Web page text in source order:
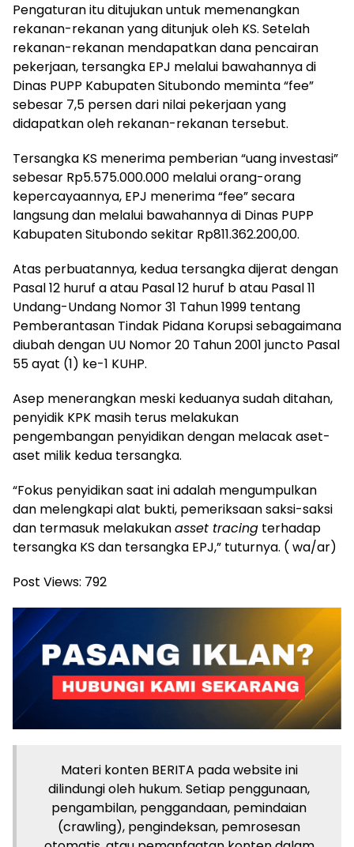
Pengaturan itu ditujukan untuk memenangkan
rekanan-rekanan yang ditunjuk oleh KS. Setelah
rekanan-rekanan mendapatkan dana pencairan
pekerjaan, tersangka EPJ melalui bawahannya di
Dinas PUPP Kabupaten Situbondo meminta “fee”
sebesar 7,5 persen dari nilai pekerjaan yang
didapatkan oleh rekanan-rekanan tersebut.
Tersangka KS menerima pemberian “uang investasi”
sebesar Rp5.575.000.000 melalui orang-orang
kepercayaannya, EPJ menerima “fee” secara
langsung dan melalui bawahannya di Dinas PUPP
Kabupaten Situbondo sekitar Rp811.362.200,00.
Atas perbuatannya, kedua tersangka dijerat dengan
Pasal 12 huruf a atau Pasal 12 huruf b atau Pasal 11
Undang-Undang Nomor 31 Tahun 1999 tentang
Pemberantasan Tindak Pidana Korupsi sebagaimana
diubah dengan UU Nomor 20 Tahun 2001 juncto Pasal
55 ayat (1) ke-1 KUHP.
Asep menerangkan meski keduanya sudah ditahan,
penyidik KPK masih terus melakukan
pengembangan penyidikan dengan melacak aset-
aset milik kedua tersangka.
“Fokus penyidikan saat ini adalah mengumpulkan
dan melengkapi alat bukti, pemeriksaan saksi-saksi
dan termasuk melakukanasset tracing terhadap
tersangka KS dan tersangka EPJ,” tuturnya. ( wa/ar)
Post Views: 792
Materi konten BERITA pada website ini
dilindungi oleh hukum. Setiap penggunaan,
pengambilan, penggandaan, pemindaian
(crawling), pengindeksan, pemrosesan